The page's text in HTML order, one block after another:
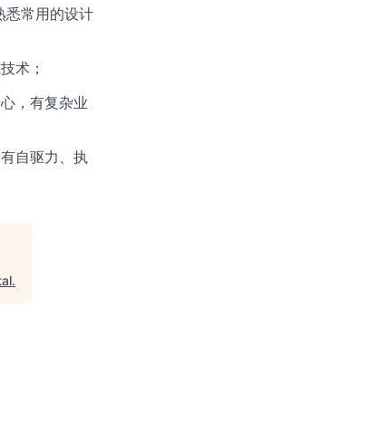
悉常用的设计
术；
，有复杂业
自驱力、执
.